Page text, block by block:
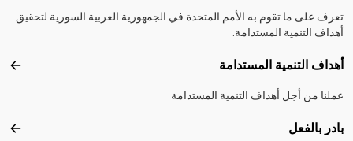
تعرف على ما تقوم به الأمم المتحدة في الجمهورية العربية السورية لتحقيق
أهداف التنمية المستدامة.
أهداف التنمية المستدامة
عملنا من أجل أهداف التنمية المستدامة
بادر بالفعل